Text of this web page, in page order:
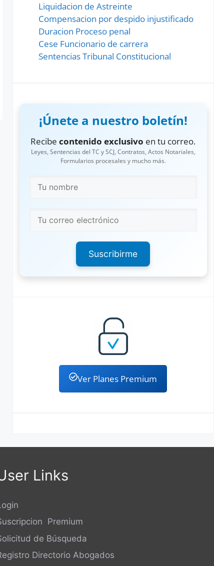
Liquidacion de Astreinte
Compensacion por despido injustificado
Duracion Proceso penal
Cese Funcionario de carrera
Sentencias Tribunal Constitucional
¡Únete a nuestro boletín!
Recibecontenido exclusivo en tu correo.
Leyes, Sentencias del TC y SCJ, Contratos, Actos Notariales,
Formularios procesales y mucho más.
Suscribirme
Ver Planes Premium
Links
Premium
de Búsqueda
Directorio Abogados